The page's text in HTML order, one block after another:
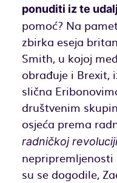
ponuditi iz te
pomoć? Na
zbirka eseja
Smith, u kojoj
obrađuje i Brexit,
slična
društvenim
osjeća prema
radničkoj
su se dogodile,